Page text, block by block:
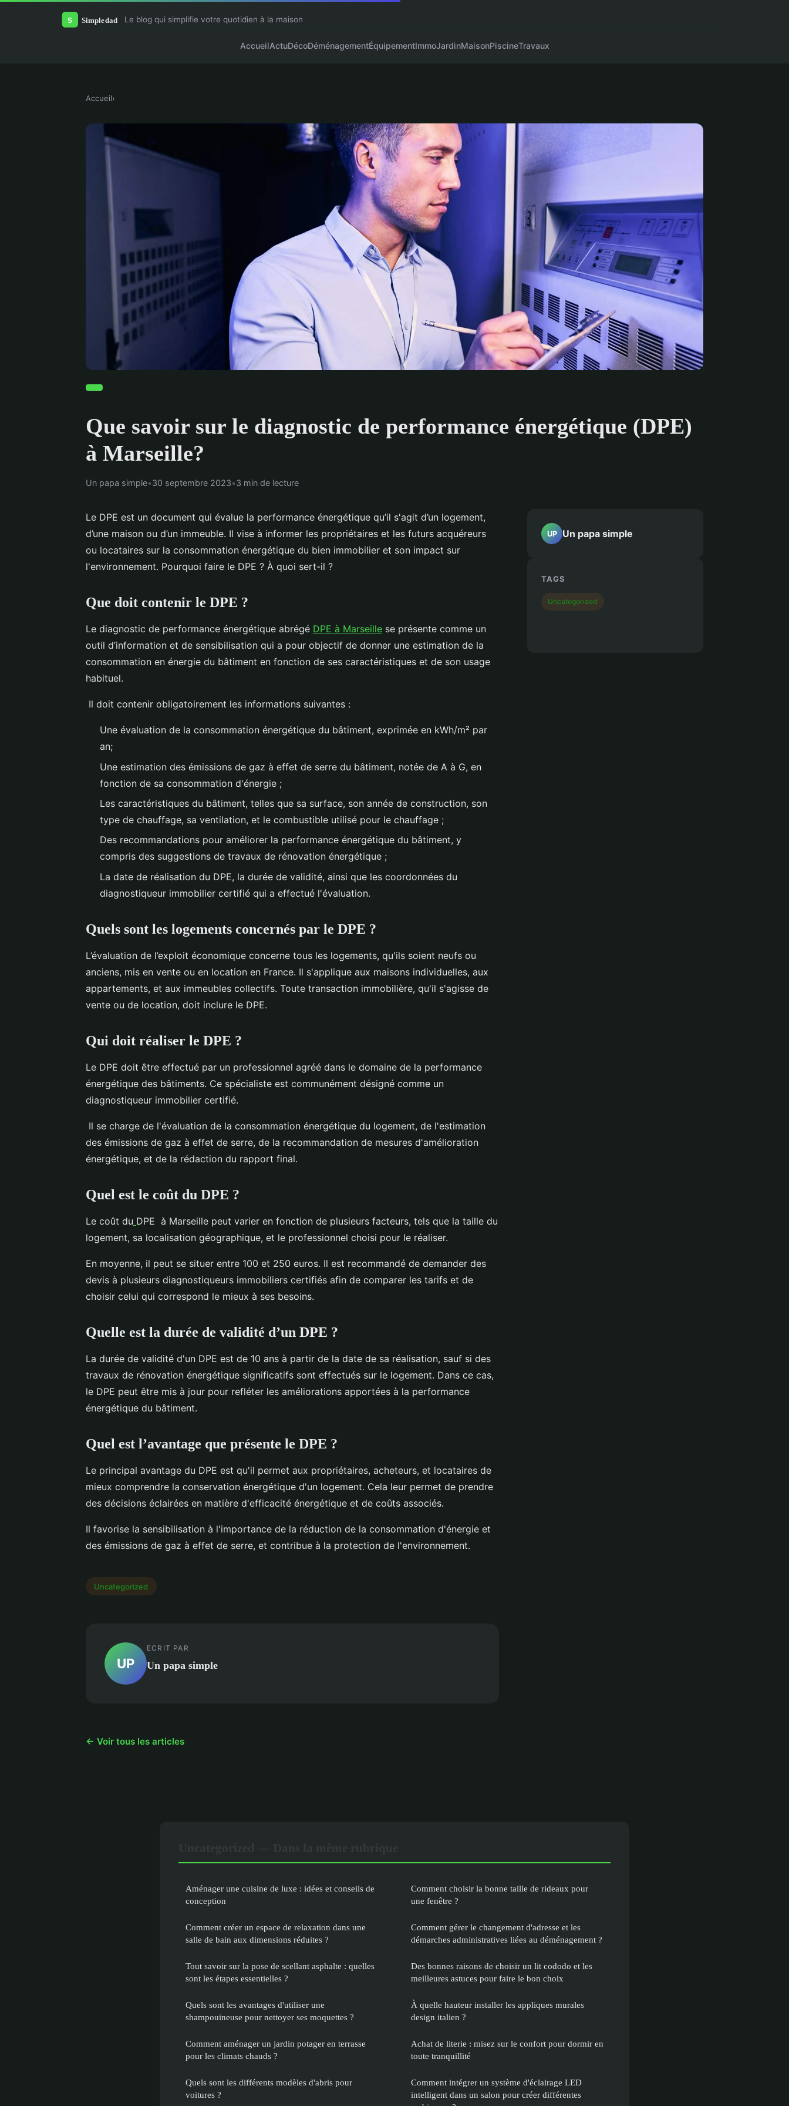
Le blog qui simplifie votre quotidien à la maison
AccueilActuDécoDéménagementÉquipementImmoJardinMaisonPiscineTravaux
Accueil›
Que savoir sur le diagnostic de performance énergétique (DPE)
à Marseille?
Un papa simple•30 septembre 2023•3 min de lecture
Le DPE est un document qui évalue la performance énergétique qu’il s'agit d’un logement,
d’une maison ou d’un immeuble. Il vise à informer les propriétaires et les futurs acquéreurs
ou locataires sur la consommation énergétique du bien immobilier et son impact sur
l'environnement. Pourquoi faire le DPE ? À quoi sert-il ?
Que doit contenir le DPE ?
Le diagnostic de performance énergétique abrégé DPE à Marseille se présente comme un
outil d’information et de sensibilisation qui a pour objectif de donner une estimation de la
consommation en énergie du bâtiment en fonction de ses caractéristiques et de son usage
habituel.
Il doit contenir obligatoirement les informations suivantes :
Une évaluation de la consommation énergétique du bâtiment, exprimée en kWh/m² par
an;
Une estimation des émissions de gaz à effet de serre du bâtiment, notée de A à G, en
fonction de sa consommation d'énergie ;
Les caractéristiques du bâtiment, telles que sa surface, son année de construction, son
type de chauffage, sa ventilation, et le combustible utilisé pour le chauffage ;
Des recommandations pour améliorer la performance énergétique du bâtiment, y
compris des suggestions de travaux de rénovation énergétique ;
La date de réalisation du DPE, la durée de validité, ainsi que les coordonnées du
diagnostiqueur immobilier certifié qui a effectué l'évaluation.
Quels sont les logements concernés par le DPE ?
L’évaluation de l’exploit économique concerne tous les logements, qu'ils soient neufs ou
anciens, mis en vente ou en location en France. Il s'applique aux maisons individuelles, aux
appartements, et aux immeubles collectifs. Toute transaction immobilière, qu'il s'agisse de
vente ou de location, doit inclure le DPE.
Qui doit réaliser le DPE ?
Le DPE doit être effectué par un professionnel agréé dans le domaine de la performance
énergétique des bâtiments. Ce spécialiste est communément désigné comme un
diagnostiqueur immobilier certifié.
Il se charge de l'évaluation de la consommation énergétique du logement, de l'estimation
des émissions de gaz à effet de serre, de la recommandation de mesures d'amélioration
énergétique, et de la rédaction du rapport final.
Quel est le coût du DPE ?
Le coût du DPE à Marseille peut varier en fonction de plusieurs facteurs, tels que la taille du
logement, sa localisation géographique, et le professionnel choisi pour le réaliser.
En moyenne, il peut se situer entre 100 et 250 euros. Il est recommandé de demander des
devis à plusieurs diagnostiqueurs immobiliers certifiés afin de comparer les tarifs et de
choisir celui qui correspond le mieux à ses besoins.
Quelle est la durée de validité d’un DPE ?
La durée de validité d'un DPE est de 10 ans à partir de la date de sa réalisation, sauf si des
travaux de rénovation énergétique significatifs sont effectués sur le logement. Dans ce cas,
le DPE peut être mis à jour pour refléter les améliorations apportées à la performance
énergétique du bâtiment.
Quel est l’avantage que présente le DPE ?
Le principal avantage du DPE est qu'il permet aux propriétaires, acheteurs, et locataires de
mieux comprendre la conservation énergétique d'un logement. Cela leur permet de prendre
des décisions éclairées en matière d'efficacité énergétique et de coûts associés.
Il favorise la sensibilisation à l'importance de la réduction de la consommation d'énergie et
des émissions de gaz à effet de serre, et contribue à la protection de l'environnement.
Uncategorized
UP
ECRIT PAR
Un papa simple
← Voir tous les articles
UP Un papa simple
TAGS
Uncategorized
Aménager une cuisine de luxe : idées et conseils de
conception
Comment créer un espace de relaxation dans une
salle de bain aux dimensions réduites ?
Tout savoir sur la pose de scellant asphalte : quelles
sont les étapes essentielles ?
Quels sont les avantages d'utiliser une
shampouineuse pour nettoyer ses moquettes ?
Comment aménager un jardin potager en terrasse
pour les climats chauds ?
Quels sont les différents modèles d'abris pour
voitures ?
Comment choisir la bonne taille de rideaux pour
une fenêtre ?
Comment gérer le changement d'adresse et les
démarches administratives liées au déménagement ?
Des bonnes raisons de choisir un lit cododo et les
meilleures astuces pour faire le bon choix
À quelle hauteur installer les appliques murales
design italien ?
Achat de literie : misez sur le confort pour dormir en
toute tranquillité
Comment intégrer un système d'éclairage LED
intelligent dans un salon pour créer différentes